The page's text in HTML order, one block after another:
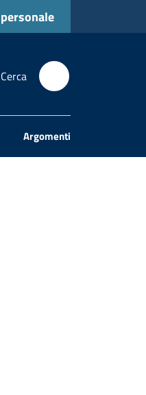
Cerca
Argomenti